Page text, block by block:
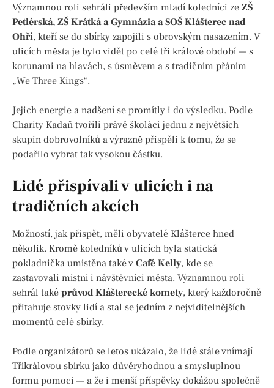
Významnou roli sehráli především mladí koledníci ze ZŠ
Petlérská, ZŠ Krátká a Gymnázia a SOŠ Klášterec nad
Ohří, kteří se do sbírky zapojili s obrovským nasazením. V
ulicích města je bylo vidět po celé tři králové období — s
korunami na hlavách, s úsměvem a s tradičním přáním
„We Three Kings“.
Jejich energie a nadšení se promítly i do výsledku. Podle
Charity Kadaň tvořili právě školáci jednu z největších
skupin dobrovolníků a výrazně přispěli k tomu, že se
podařilo vybrat tak vysokou částku.
Lidé přispívali v ulicích i na
tradičních akcích
Možností, jak přispět, měli obyvatelé Klášterce hned
několik. Kromě koledníků v ulicích byla statická
pokladnička umístěna také v Café Kelly, kde se
zastavovali místní i návštěvníci města. Významnou roli
sehrál také průvod Klášterecké komety, který každoročně
přitahuje stovky lidí a stal se jedním z nejviditelnějších
momentů celé sbírky.
Podle organizátorů se letos ukázalo, že lidé stále vnímají
Tříkrálovou sbírku jako důvěryhodnou a smysluplnou
formu pomoci — a že i menší příspěvky dokážou společně